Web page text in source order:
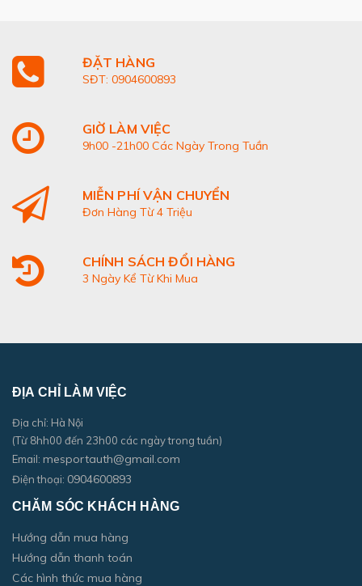
ĐẶT HÀNG
SĐT: 0904600893
GIỜ LÀM VIỆC
9h00 -21h00 Các Ngày Trong Tuần
MIỄN PHÍ VẬN CHUYỂN
Đơn Hàng Từ 4 Triệu
CHÍNH SÁCH ĐỔI HÀNG
3 Ngày Kể Từ Khi Mua
ĐỊA CHỈ LÀM VIỆC
Địa chỉ: Hà Nội
(Từ 8hh00 đến 23h00 các ngày trong tuần)
Email: mesportauth@gmail.com
Điện thoại: 0904600893
CHĂM SÓC KHÁCH HÀNG
Hướng dẫn mua hàng
Hướng dẫn thanh toán
Các hình thức mua hàng